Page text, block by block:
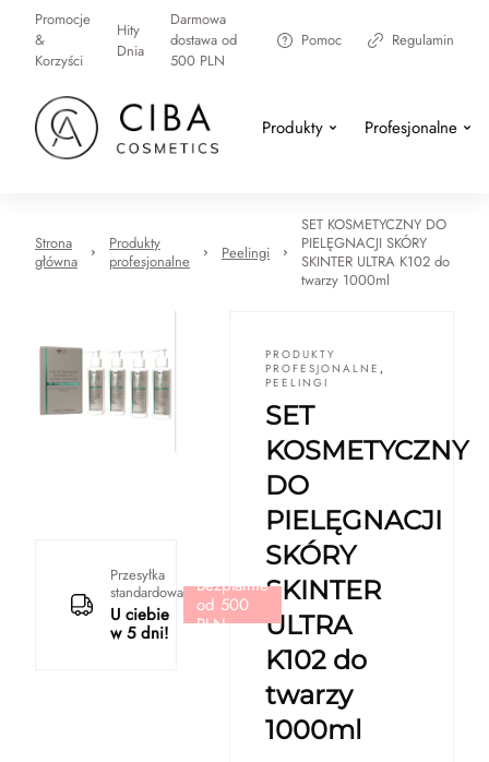
Promocje
&
Korzyści
Hity
Dnia
Darmowa
dostawa od
500 PLN
Pomoc Regulamin
Produkty Profesjonalne
Strona
główna
Produkty
profesjonalne
Peelingi
SET KOSMETYCZNY DO
PIELĘGNACJI SKÓRY
SKINTER ULTRA K102 do
twarzy 1000ml
Przesyłka
standardowa
U ciebie
w 5 dni!
Bezpłatnie
od 500
PLN
PRODUKTY
PROFESJONALNE ,
PEELINGI
SET
KOSMETYCZNY
DO
PIELĘGNACJI
SKÓRY
SKINTER
ULTRA
K102 do
twarzy
1000ml